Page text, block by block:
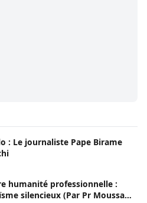
: Le journaliste Pape Birame
humanité professionnelle :
silencieux (Par Pr Moussa